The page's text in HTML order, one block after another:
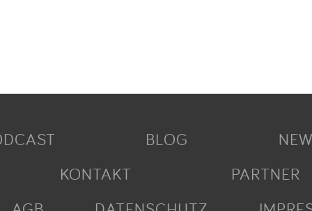
BLOG
KONTAKT
PARTNER